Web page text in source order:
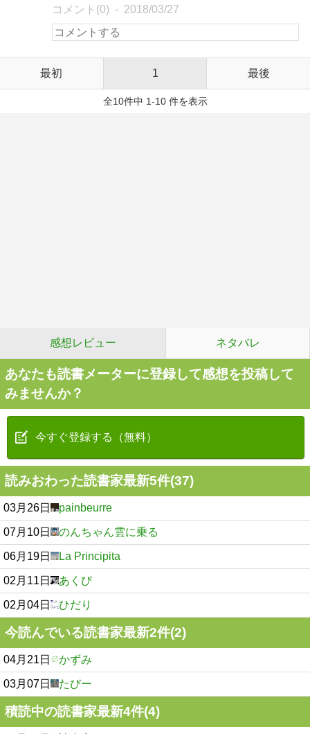
コメント(0) 2018/03/27
最初 1 最後
全10件中 1-10 件を表示
感想レビュー ネタバレ
あなたも読書メーターに登録して感想を投稿して
みませんか？
今すぐ登録する（無料）
読みおわった読書家最新5件(37)
03月26日 painbeurre
07月10日 のんちゃん雲に乗る
06月19日 La Principita
02月11日 あくび
02月04日 ひだり
今読んでいる読書家最新2件(2)
04月21日 かずみ
03月07日 たびー
積読中の読書家最新4件(4)